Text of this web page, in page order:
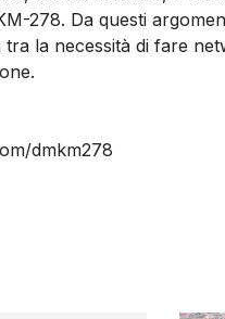
278. Da questi
la necessità di fare
dmkm278